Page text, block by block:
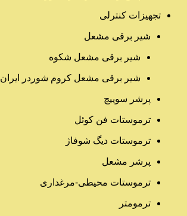
تجهیزات کنترلی
شیر برقی مشعل
شیر برقی مشعل شکوه
شیر برقی مشعل کروم شوردر ایران
پرشر سوییچ
ترموستات فن کوئل
ترموستات دیگ شوفاژ
پرشر مشعل
ترموستات محیطی-مرغداری
ترمومتر